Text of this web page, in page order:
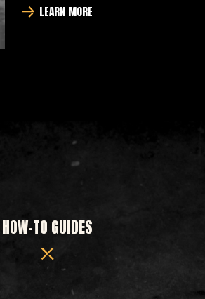
LEARN MORE
HOW-TO GUIDES